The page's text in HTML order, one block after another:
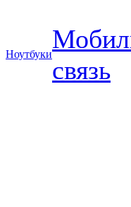
Ноутбуки
связь